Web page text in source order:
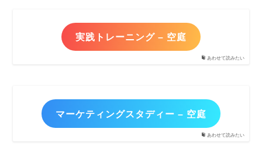
あわせて読みたい
実践トレーニング – 空庭
あわせて読みたい
マーケティングスタディー – 空庭